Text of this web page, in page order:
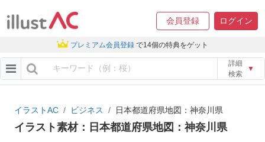
会員登録 ログイン
プレミアム会員登録 で14個の特典をゲット
詳細
検索
▼
イラストAC ビジネス 日本都道府県地図：神奈川県
イラスト素材：日本都道府県地図：神奈川県